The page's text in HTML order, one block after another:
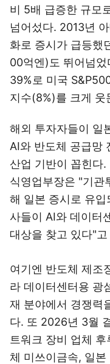
비 5배 급증한 규모
넘어섰다. 2013년
화로 증시가 급등했
00억엔)도 뛰어넘
39%로 미국
지수(8%)를 크게 웃
해외 투자자들이 일
AI와 반도체 공급망
산업 기반이 꼽힌다
식영업부장은 "기관
해 일본 증시로 유
사들이 AI와 데이터
대상을 찾고 있다"
여기엔 반도체 제조
라 데이터센터용 광
재 분야에서 경쟁력
다. 또 2026년 3월
트워크 장비 업체
체 미쓰이금속, 일